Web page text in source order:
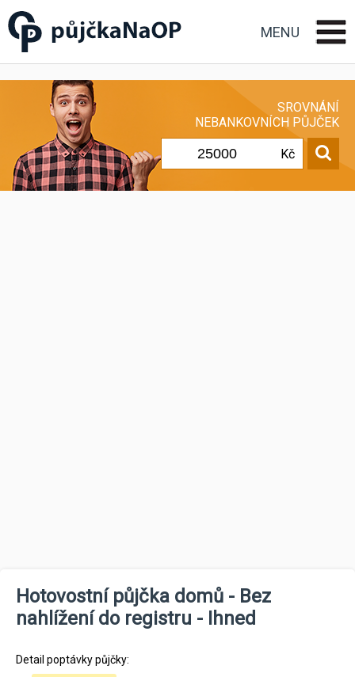
Půjčka na OP občanský
průkaz
MENU
SROVNÁNÍ
NEBANKOVNÍCH PŮJČEK
Kč
Hotovostní půjčka domů - Bez
nahlížení do registru - Ihned
Detail poptávky půjčky: